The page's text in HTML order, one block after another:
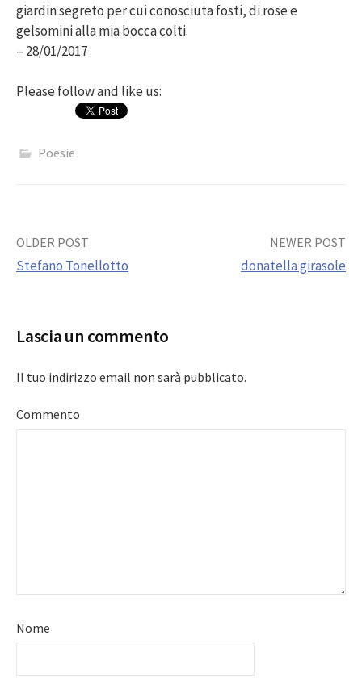
giardin segreto per cui conosciuta fosti, di rose e
gelsomini alla mia bocca colti.
– 28/01/2017
Please follow and like us:
Poesie
Post
OLDER POST
Stefano Tonellotto
NEWER POST
donatella girasole
Lascia un commento
Il tuo indirizzo email non sarà pubblicato.
Commento
Nome